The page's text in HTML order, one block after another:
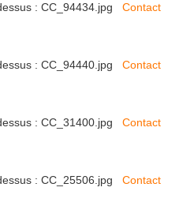
: CC_94434.jpg Contact
: CC_94440.jpg Contact
: CC_31400.jpg Contact
: CC_25506.jpg Contact